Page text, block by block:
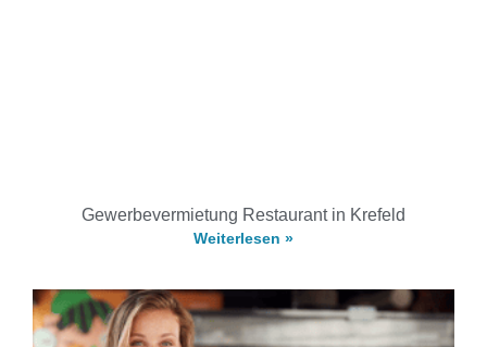
Gewerbevermietung Restaurant in Krefeld
Weiterlesen »